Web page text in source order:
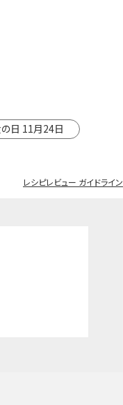
日 11月24日
レシピレビュー ガイドライン